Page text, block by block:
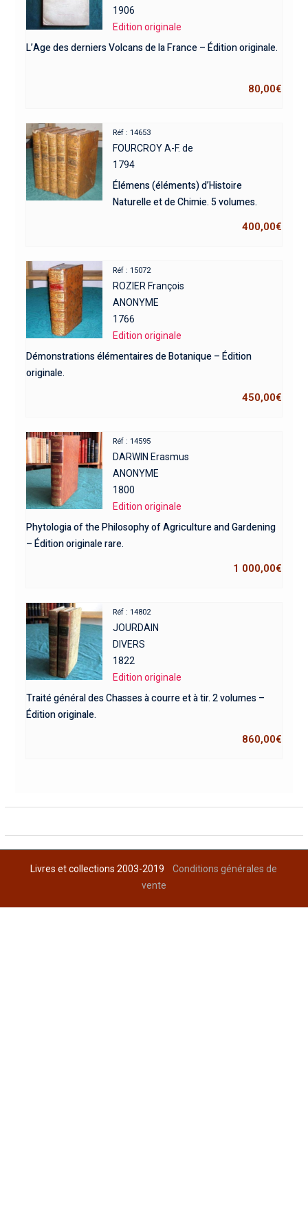
1906
Edition originale
L’Age des derniers Volcans de la France – Édition originale.
80,00€
Réf : 14653
FOURCROY A-F. de
1794
Élémens (éléments) d’Histoire
Naturelle et de Chimie. 5 volumes.
400,00€
Réf : 15072
ROZIER François
ANONYME
1766
Edition originale
Démonstrations élémentaires de Botanique – Édition
originale.
450,00€
Réf : 14595
DARWIN Erasmus
ANONYME
1800
Edition originale
Phytologia of the Philosophy of Agriculture and Gardening
– Édition originale rare.
1 000,00€
Réf : 14802
JOURDAIN
DIVERS
1822
Edition originale
Traité général des Chasses à courre et à tir. 2 volumes –
Édition originale.
860,00€
Livres et collections 2003-2019Conditions générales de
vente